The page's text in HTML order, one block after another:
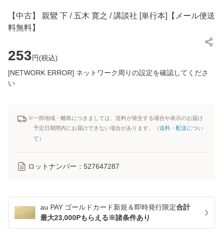
【中古】 親鸞 下 / 五木 寛之 / 講談社 [単行本]【メール便送
料無料】
253円(税込)
[NETWORK ERROR] ネットワーク周りの設定を確認してくださ
い
※一部地域・離島につきましては、送料が発生する場合や表示のお届け
予定日期間内にお届けできない場合があります。（送料・配送につい
て ）
ロットナンバー： 527647287
au PAY ゴールドカード新規＆即時発行限定合計
最大23,000Pもらえる※諸条件あり